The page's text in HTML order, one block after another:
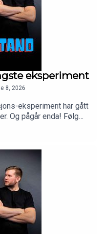
eksperiment
8, 2026
eksperiment har gått
Og pågår enda! Følg